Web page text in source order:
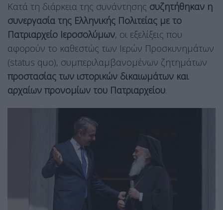
Κατά τη διάρκεια της συνάντησης συζητήθηκαν η
συνεργασία της Ελληνικής Πολιτείας με το
Πατριαρχείο Ιεροσολύμων, οι εξελίξεις που
αφορούν το καθεστώς των Ιερών Προσκυνημάτων
(status quo), συμπεριλαμβανομένων ζητημάτων
προστασίας των ιστορικών δικαιωμάτων και
αρχαίων προνομίων του Πατριαρχείου.